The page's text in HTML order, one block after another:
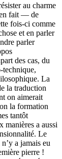
au charme
en fait — de
fois-ci comme
et en parler
parler
des cas, du
technique,
La
la traduction
on aimerait
la formation
tantôt
manières a aussi
Le
a jamais eu
pierre !